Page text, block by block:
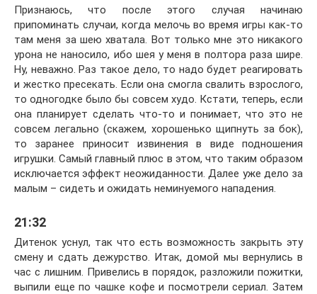
Признаюсь, что после этого случая начинаю
припоминать случаи, когда мелочь во время игры как-то
там меня за шею хватала. Вот только мне это никакого
урона не наносило, ибо шея у меня в полтора раза шире.
Ну, неважно. Раз такое дело, то надо будет реагировать
и жестко пресекать. Если она смогла свалить взрослого,
то одногодке было бы совсем худо. Кстати, теперь, если
она планирует сделать что-то и понимает, что это не
совсем легально (скажем, хорошенько щипнуть за бок),
то заранее приносит извинения в виде подношения
игрушки. Самый главный плюс в этом, что таким образом
исключается эффект неожиданности. Далее уже дело за
малым – сидеть и ожидать неминуемого нападения.
21:32
Дитенок уснул, так что есть возможность закрыть эту
смену и сдать дежурство. Итак, домой мы вернулись в
час с лишним. Привелись в порядок, разложили пожитки,
выпили еще по чашке кофе и посмотрели сериал. Затем